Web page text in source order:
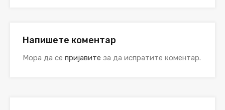
Напишете коментар
Мора да се пријавите за да испратите коментар.